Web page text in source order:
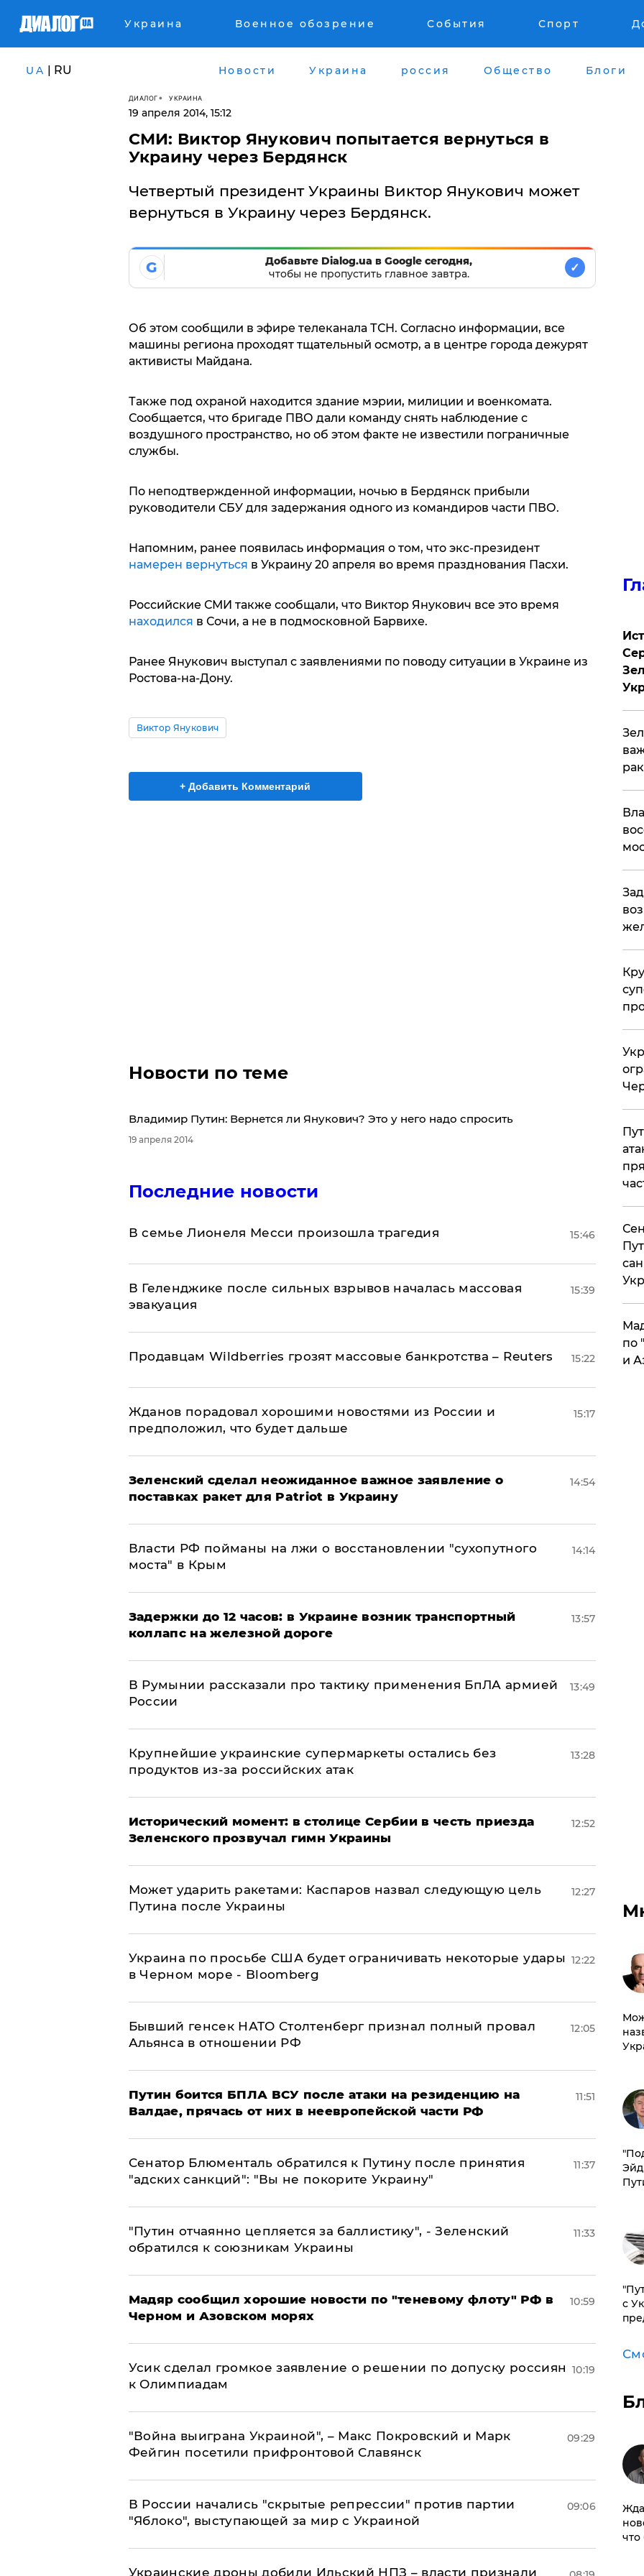
Украина Военное обозрение События Спорт
UA | RU Новости Украина россия Общество Блоги
ДИАЛОГ УКРАИНА
19 апреля 2014, 15:12
СМИ: Виктор Янукович попытается вернуться в
Украину через Бердянск
Четвертый президент Украины Виктор Янукович может
вернуться в Украину через Бердянск.
G
Добавьте Dialog.ua в Google сегодня,
чтобы не пропустить главное завтра.
✓
Об этом сообщили в эфире телеканала ТСН. Согласно информации, все
машины региона проходят тщательный осмотр, а в центре города дежурят
активисты Майдана.
Также под охраной находится здание мэрии, милиции и военкомата.
Сообщается, что бригаде ПВО дали команду снять наблюдение с
воздушного пространство, но об этом факте не известили пограничные
службы.
По неподтвержденной информации, ночью в Бердянск прибыли
руководители СБУ для задержания одного из командиров части ПВО.
Напомним, ранее появилась информация о том, что экс-президент
намерен вернуться в Украину 20 апреля во время празднования Пасхи.
Российские СМИ также сообщали, что Виктор Янукович все это время
находился в Сочи, а не в подмосковной Барвихе.
Ранее Янукович выступал с заявлениями по поводу ситуации в Украине из
Ростова-на-Дону.
Виктор Янукович
+ Добавить Комментарий
Новости по теме
Владимир Путин: Вернется ли Янукович? Это у него надо спросить
19 апреля 2014
Последние новости
В семье Лионеля Месси произошла трагедия 15:46
В Геленджике после сильных взрывов началась массовая
эвакуация
15:39
Продавцам Wildberries грозят массовые банкротства – Reuters 15:22
Жданов порадовал хорошими новостями из России и
предположил, что будет дальше
15:17
Зеленский сделал неожиданное важное заявление о
поставках ракет для Patriot в Украину
14:54
Власти РФ пойманы на лжи о восстановлении "сухопутного
моста" в Крым
14:14
Задержки до 12 часов: в Украине возник транспортный
коллапс на железной дороге
13:57
В Румынии рассказали про тактику применения БпЛА армией
России
13:49
Крупнейшие украинские супермаркеты остались без
продуктов из-за российских атак
13:28
Исторический момент: в столице Сербии в честь приезда
Зеленского прозвучал гимн Украины
12:52
Может ударить ракетами: Каспаров назвал следующую цель
Путина после Украины
12:27
Украина по просьбе США будет ограничивать некоторые удары
в Черном море - Bloomberg
12:22
Бывший генсек НАТО Столтенберг признал полный провал
Альянса в отношении РФ
12:05
Путин боится БПЛА ВСУ после атаки на резиденцию на
Валдае, прячась от них в неевропейской части РФ
11:51
Сенатор Блюменталь обратился к Путину после принятия
"адских санкций": "Вы не покорите Украину"
11:37
"Путин отчаянно цепляется за баллистику", - Зеленский
обратился к союзникам Украины
11:33
Мадяр сообщил хорошие новости по "теневому флоту" РФ в
Черном и Азовском морях
10:59
Усик сделал громкое заявление о решении по допуску россиян
к Олимпиадам
10:19
"Война выиграна Украиной", – Макс Покровский и Марк
Фейгин посетили прифронтовой Славянск
09:29
В России начались "скрытые репрессии" против партии
"Яблоко", выступающей за мир с Украиной
09:06
Украинские дроны добили Ильский НПЗ – власти признали
по
и
с
что